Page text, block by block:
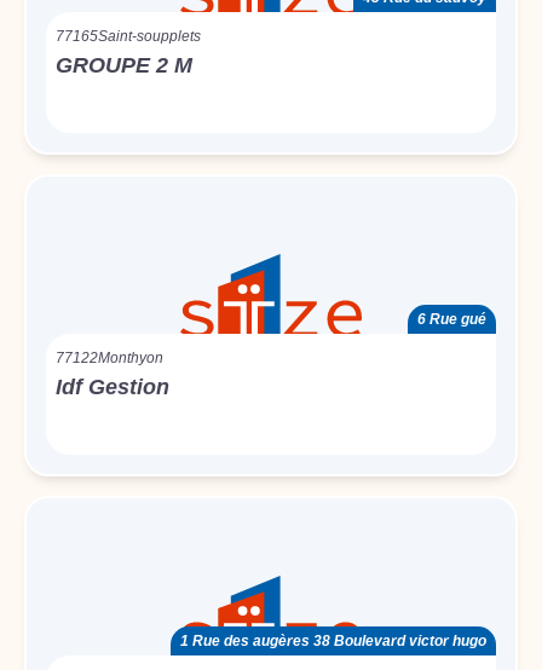
77165Saint-soupplets
GROUPE 2 M
6 Rue gué
77122Monthyon
Idf Gestion
1 Rue des augères 38 Boulevard victor hugo